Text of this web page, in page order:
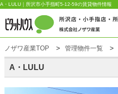
A・LULU｜所沢市小手指町5-12-59の賃貸物件情報
ノザワ産業TOP 管理物件一覧
A・LULU